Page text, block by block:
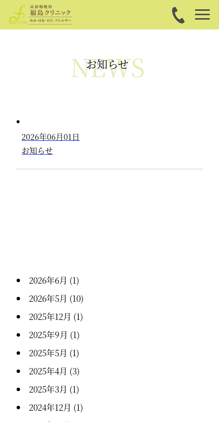
NEWS
お知らせ
2026年06月01日
お知らせ
2026年6月 (1)
2026年5月 (10)
2025年12月 (1)
2025年9月 (1)
2025年5月 (1)
2025年4月 (3)
2025年3月 (1)
2024年12月 (1)